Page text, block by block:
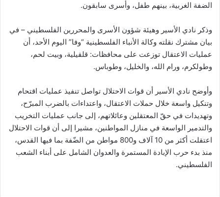
الضفة الغربية، بينهم طفل، وأسرى سابقون.
وذكر نادي الأسير وهيئة شؤون الأسرى والمحررين الفلسطيني – في
بيان مشترك نقلته وكالة الأنباء الفلسطينية “وفا” اليوم الأحد، أن
عمليات الاعتقال توزعت على محافظات: قلقيلية، وبيت لحم،
وطولكرم، ورام الله، والخليل، وطوباس.
وأوضح نادي الأسير أن قوات الاحتلال تواصل تنفيذ عمليات اقتحام
وتنكيل واسعة خلال حملات الاعتقال، واعتداءات بالضرب المبرّح،
وتهديدات في حقّ المعتقلين وعائلاتهم، إلى جانب عمليات التخريب
والتدمير الواسعة في منازل المواطنين، مشيرا إلى أن قوات الاحتلال
اعتقلت أكثر من 10 آلاف و800 مواطن من الضّفة بما فيها القدس،
منذ بدء حرب الإبادة المستمرة والعدوان الشامل على أبناء الشعب
الفلسطيني.